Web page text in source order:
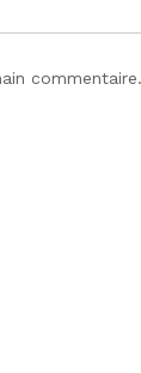
commentaire.